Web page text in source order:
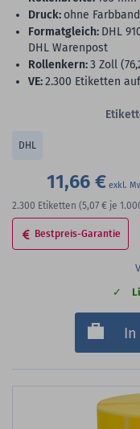
Druck: ohne Farbband
Formatgleich: DHL
DHL Warenpost
Rollenkern:3 Zoll
VE:2.300 Etiketten
DHL
11,66 €
2.300 Etiketten (5,07 € je
Bestpreis-Garantie
In